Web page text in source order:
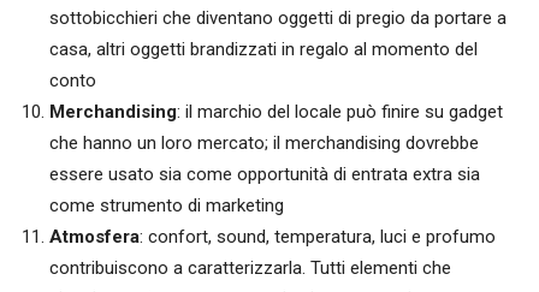
sottobicchieri che diventano oggetti di pregio da portare a
casa, altri oggetti brandizzati in regalo al momento del
conto
Merchandising: il marchio del locale può finire su gadget
che hanno un loro mercato; il merchandising dovrebbe
essere usato sia come opportunità di entrata extra sia
come strumento di marketing
Atmosfera: confort, sound, temperatura, luci e profumo
contribuiscono a caratterizzarla. Tutti elementi che